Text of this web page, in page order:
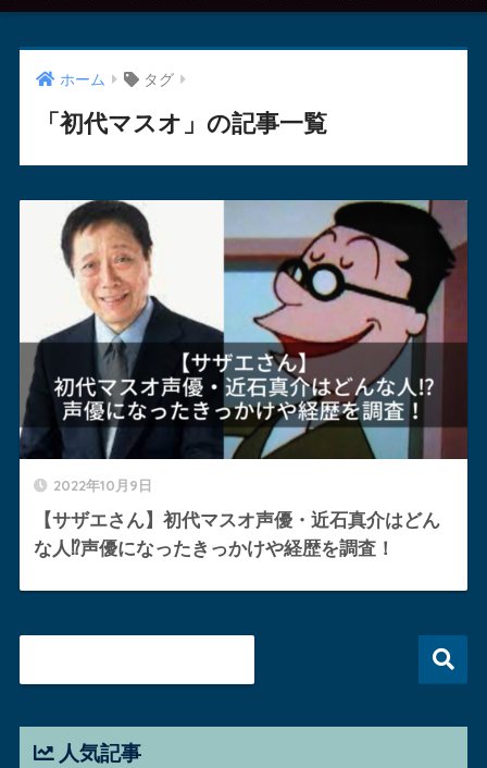
ホーム タグ
「初代マスオ」の記事一覧
2022年10月9日
【サザエさん】初代マスオ声優・近石真介はどん
な人⁉︎声優になったきっかけや経歴を調査！
人気記事